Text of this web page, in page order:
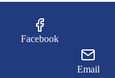
Facebook
Email